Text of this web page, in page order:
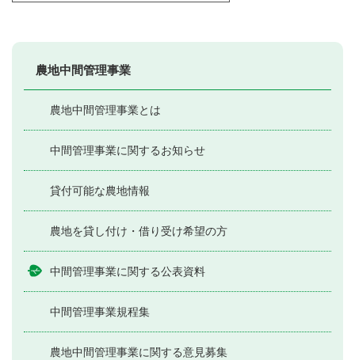
農地中間管理事業
農地中間管理事業とは
中間管理事業に関するお知らせ
貸付可能な農地情報
農地を貸し付け・借り受け希望の方
中間管理事業に関する公表資料
中間管理事業規程集
農地中間管理事業に関する意見募集